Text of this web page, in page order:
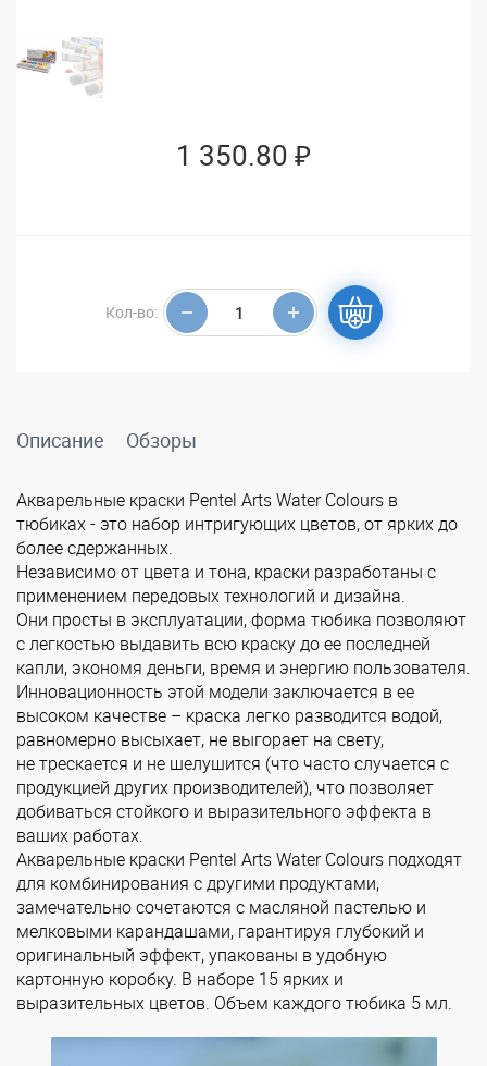
1 350.80 ₽
Кол-во:
Описание Обзоры
Акварельные краски Pentel Arts Water Colours в
тюбиках - это набор интригующих цветов, от ярких до
более сдержанных.
Независимо от цвета и тона, краски разработаны с
применением передовых технологий и дизайна.
Они просты в эксплуатации, форма тюбика позволяют
с легкостью выдавить всю краску до ее последней
капли, экономя деньги, время и энергию пользователя.
Инновационность этой модели заключается в ее
высоком качестве – краска легко разводится водой,
равномерно высыхает, не выгорает на свету,
не трескается и не шелушится (что часто случается с
продукцией других производителей), что позволяет
добиваться стойкого и выразительного эффекта в
ваших работах.
Акварельные краски Pentel Arts Water Colours подходят
для комбинирования с другими продуктами,
замечательно сочетаются с масляной пастелью и
мелковыми карандашами, гарантируя глубокий и
оригинальный эффект, упакованы в удобную
картонную коробку. В наборе 15 ярких и
выразительных цветов. Объем каждого тюбика 5 мл.